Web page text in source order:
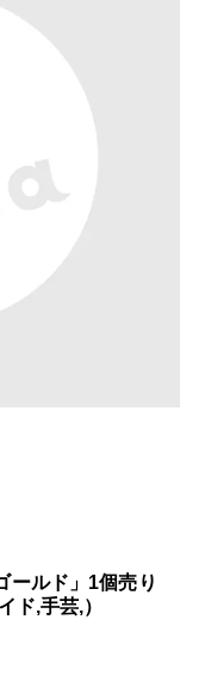
ールド」1個売り
ド,手芸,）